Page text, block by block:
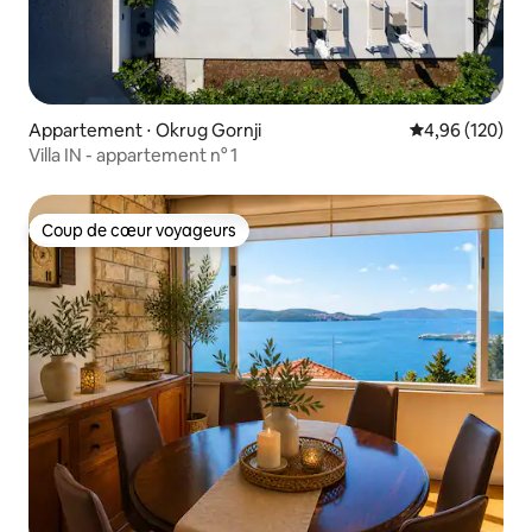
Appartement ⋅ Okrug Gornji Évaluation
4,96 (120)
Villa IN - appartement n° 1
Coup de cœur voyageurs
Coup de cœur voyageurs